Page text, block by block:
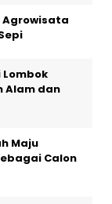
Agrowisata
Lombok
Alam dan
Maju
Calon